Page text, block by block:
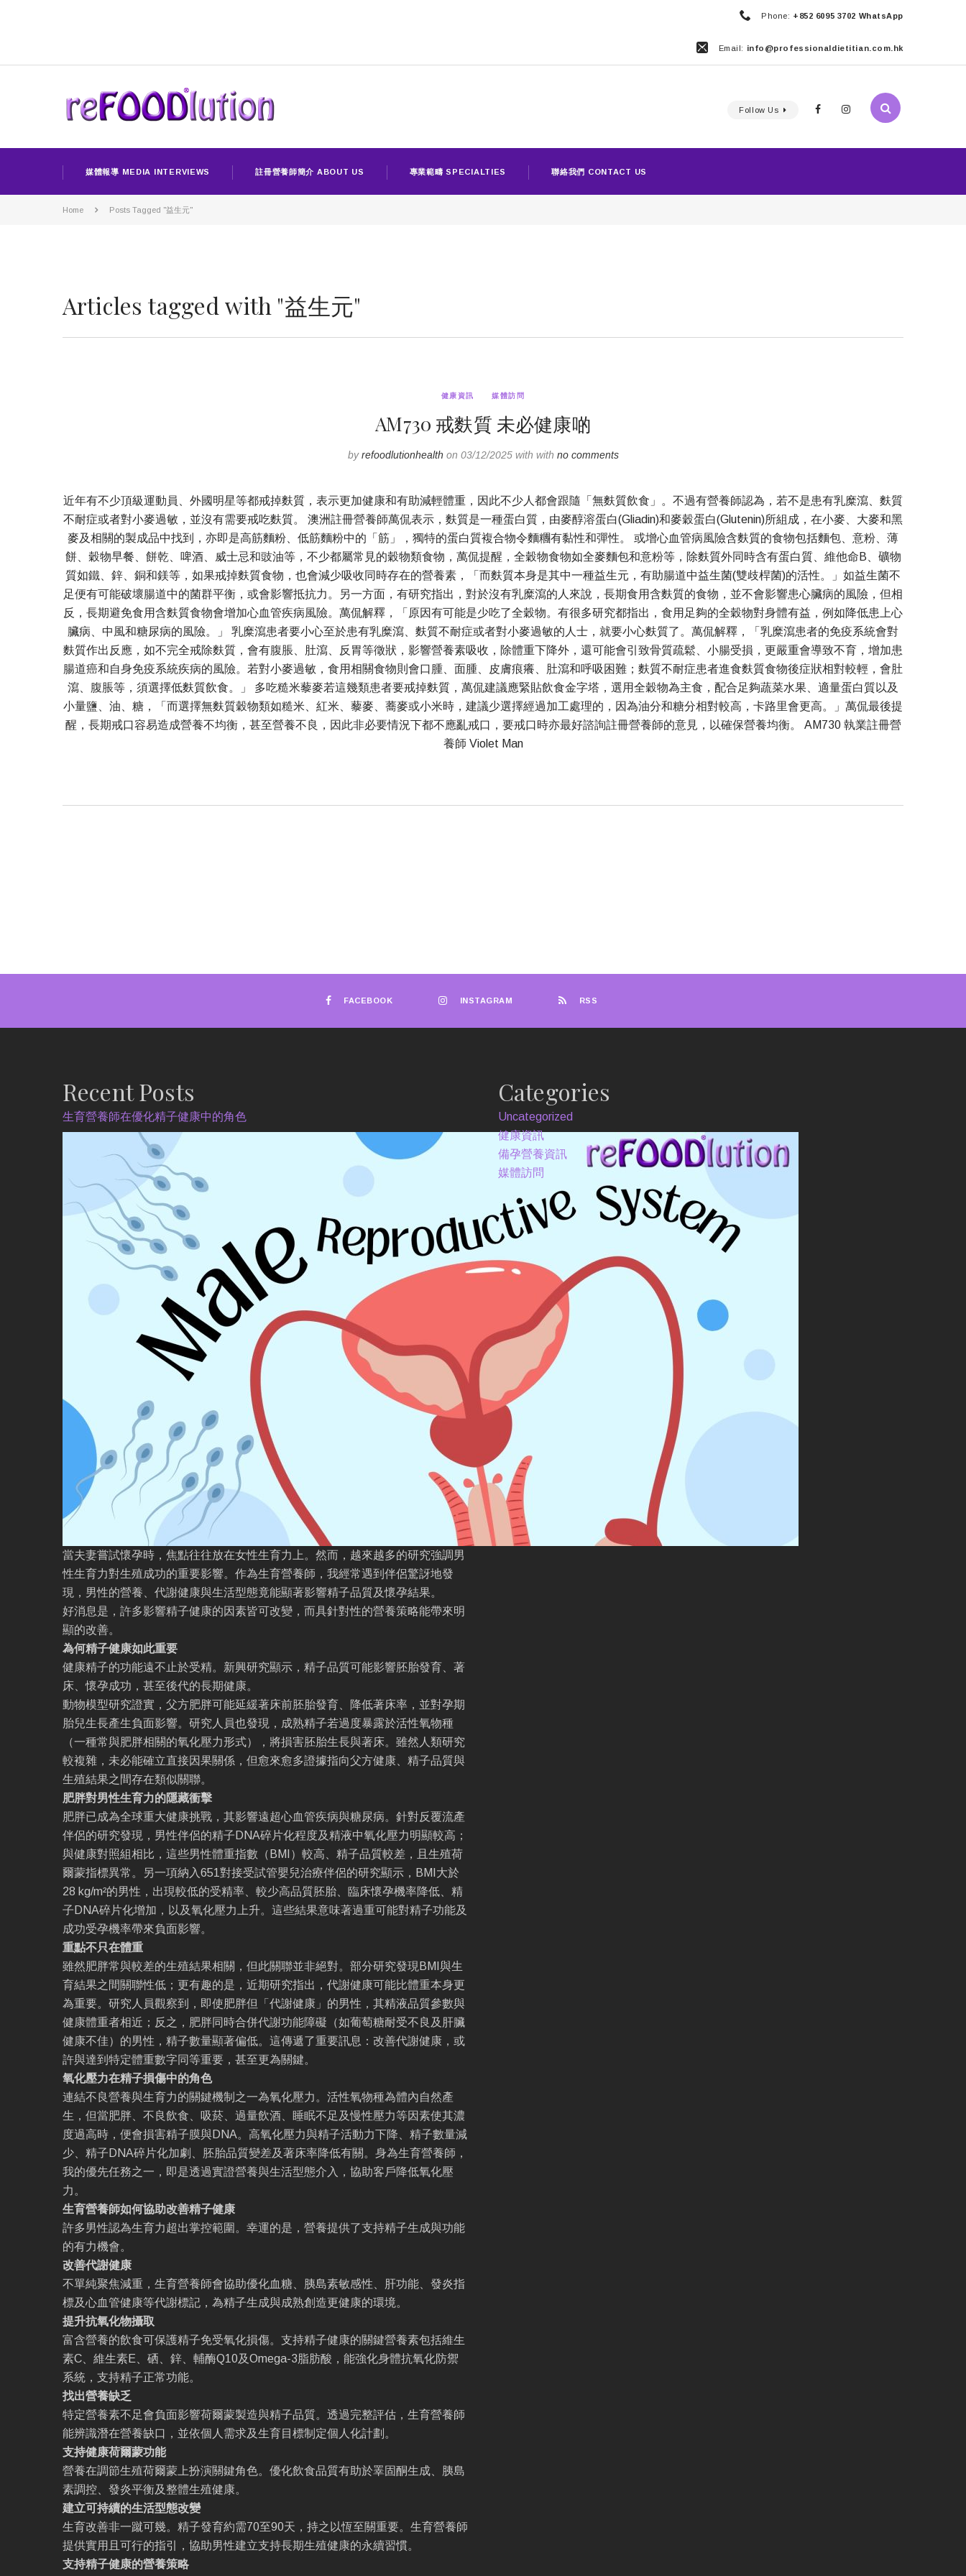
Phone: +852 6095 3702 WhatsApp
Email: info@professionaldietitian.com.hk
Follow Us
媒體報導 MEDIA INTERVIEWS 註冊營養師簡介 ABOUT US 專業範疇 SPECIALTIES 聯絡我們 CONTACT US
Home Posts Tagged "益生元"
Articles tagged with "益生元"
健康資訊 媒體訪問
AM730 戒麩質 未必健康啲
byrefoodlutionhealth on 03/12/2025 with with no comments
近年有不少頂級運動員、外國明星等都戒掉麩質，表示更加健康和有助減輕體重，因此不少人都會跟隨「無麩質飲食」。不過有營養師認為，若不是患有乳糜瀉、麩質
不耐症或者對小麥過敏，並沒有需要戒吃麩質。 澳洲註冊營養師萬侃表示，麩質是一種蛋白質，由麥醇溶蛋白(Gliadin)和麥穀蛋白(Glutenin)所組成，在小麥、大麥和黑
麥及相關的製成品中找到，亦即是高筋麵粉、低筋麵粉中的「筋」，獨特的蛋白質複合物令麵糰有黏性和彈性。 或增心血管病風險含麩質的食物包括麵包、意粉、薄
餅、穀物早餐、餅乾、啤酒、威士忌和豉油等，不少都屬常見的穀物類食物，萬侃提醒，全穀物食物如全麥麵包和意粉等，除麩質外同時含有蛋白質、維他命B、礦物
質如鐵、鋅、銅和鎂等，如果戒掉麩質食物，也會減少吸收同時存在的營養素，「而麩質本身是其中一種益生元，有助腸道中益生菌(雙歧桿菌)的活性。」如益生菌不
足便有可能破壞腸道中的菌群平衡，或會影響抵抗力。另一方面，有研究指出，對於沒有乳糜瀉的人來說，長期食用含麩質的食物，並不會影響患心臟病的風險，但相
反，長期避免食用含麩質食物會增加心血管疾病風險。萬侃解釋，「原因有可能是少吃了全穀物。有很多研究都指出，食用足夠的全穀物對身體有益，例如降低患上心
臟病、中風和糖尿病的風險。」 乳糜瀉患者要小心至於患有乳糜瀉、麩質不耐症或者對小麥過敏的人士，就要小心麩質了。萬侃解釋，「乳糜瀉患者的免疫系統會對
麩質作出反應，如不完全戒除麩質，會有腹脹、肚瀉、反胃等徵狀，影響營養素吸收，除體重下降外，還可能會引致骨質疏鬆、小腸受損，更嚴重會導致不育，增加患
腸道癌和自身免疫系統疾病的風險。若對小麥過敏，食用相關食物則會口腫、面腫、皮膚痕癢、肚瀉和呼吸困難；麩質不耐症患者進食麩質食物後症狀相對較輕，會肚
瀉、腹脹等，須選擇低麩質飲食。」 多吃糙米藜麥若這幾類患者要戒掉麩質，萬侃建議應緊貼飲食金字塔，選用全穀物為主食，配合足夠蔬菜水果、適量蛋白質以及
小量鹽、油、糖，「而選擇無麩質穀物類如糙米、紅米、藜麥、蕎麥或小米時，建議少選擇經過加工處理的，因為油分和糖分相對較高，卡路里會更高。」萬侃最後提
醒，長期戒口容易造成營養不均衡，甚至營養不良，因此非必要情況下都不應亂戒口，要戒口時亦最好諮詢註冊營養師的意見，以確保營養均衡。 AM730 執業註冊營
養師 Violet Man
FACEBOOK INSTAGRAM RSS
Recent Posts
生育營養師在優化精子健康中的角色
當夫妻嘗試懷孕時，焦點往往放在女性生育力上。然而，越來越多的研究強調男
性生育力對生殖成功的重要影響。作為生育營養師，我經常遇到伴侶驚訝地發
現，男性的營養、代謝健康與生活型態竟能顯著影響精子品質及懷孕結果。
好消息是，許多影響精子健康的因素皆可改變，而具針對性的營養策略能帶來明
顯的改善。
為何精子健康如此重要
健康精子的功能遠不止於受精。新興研究顯示，精子品質可能影響胚胎發育、著
床、懷孕成功，甚至後代的長期健康。
動物模型研究證實，父方肥胖可能延緩著床前胚胎發育、降低著床率，並對孕期
胎兒生長產生負面影響。研究人員也發現，成熟精子若過度暴露於活性氧物種
（一種常與肥胖相關的氧化壓力形式），將損害胚胎生長與著床。雖然人類研究
較複雜，未必能確立直接因果關係，但愈來愈多證據指向父方健康、精子品質與
生殖結果之間存在類似關聯。
肥胖對男性生育力的隱藏衝擊
肥胖已成為全球重大健康挑戰，其影響遠超心血管疾病與糖尿病。針對反覆流產
伴侶的研究發現，男性伴侶的精子DNA碎片化程度及精液中氧化壓力明顯較高；
與健康對照組相比，這些男性體重指數（BMI）較高、精子品質較差，且生殖荷
爾蒙指標異常。另一項納入651對接受試管嬰兒治療伴侶的研究顯示，BMI大於
28 kg/m²的男性，出現較低的受精率、較少高品質胚胎、臨床懷孕機率降低、精
子DNA碎片化增加，以及氧化壓力上升。這些結果意味著過重可能對精子功能及
成功受孕機率帶來負面影響。
重點不只在體重
雖然肥胖常與較差的生殖結果相關，但此關聯並非絕對。部分研究發現BMI與生
育結果之間關聯性低；更有趣的是，近期研究指出，代謝健康可能比體重本身更
為重要。研究人員觀察到，即使肥胖但「代謝健康」的男性，其精液品質參數與
健康體重者相近；反之，肥胖同時合併代謝功能障礙（如葡萄糖耐受不良及肝臟
健康不佳）的男性，精子數量顯著偏低。這傳遞了重要訊息：改善代謝健康，或
許與達到特定體重數字同等重要，甚至更為關鍵。
氧化壓力在精子損傷中的角色
連結不良營養與生育力的關鍵機制之一為氧化壓力。活性氧物種為體內自然產
生，但當肥胖、不良飲食、吸菸、過量飲酒、睡眠不足及慢性壓力等因素使其濃
度過高時，便會損害精子膜與DNA。高氧化壓力與精子活動力下降、精子數量減
少、精子DNA碎片化加劇、胚胎品質變差及著床率降低有關。身為生育營養師，
我的優先任務之一，即是透過實證營養與生活型態介入，協助客戶降低氧化壓
力。
生育營養師如何協助改善精子健康
許多男性認為生育力超出掌控範圍。幸運的是，營養提供了支持精子生成與功能
的有力機會。
改善代謝健康
不單純聚焦減重，生育營養師會協助優化血糖、胰島素敏感性、肝功能、發炎指
標及心血管健康等代謝標記，為精子生成與成熟創造更健康的環境。
提升抗氧化物攝取
富含營養的飲食可保護精子免受氧化損傷。支持精子健康的關鍵營養素包括維生
素C、維生素E、硒、鋅、輔酶Q10及Omega-3脂肪酸，能強化身體抗氧化防禦
系統，支持精子正常功能。
找出營養缺乏
特定營養素不足會負面影響荷爾蒙製造與精子品質。透過完整評估，生育營養師
能辨識潛在營養缺口，並依個人需求及生育目標制定個人化計劃。
支持健康荷爾蒙功能
營養在調節生殖荷爾蒙上扮演關鍵角色。優化飲食品質有助於睪固酮生成、胰島
素調控、發炎平衡及整體生殖健康。
建立可持續的生活型態改變
生育改善非一蹴可幾。精子發育約需70至90天，持之以恆至關重要。生育營養師
提供實用且可行的指引，協助男性建立支持長期生殖健康的永續習慣。
支持精子健康的營養策略
Categories
Uncategorized
健康資訊
備孕營養資訊
媒體訪問